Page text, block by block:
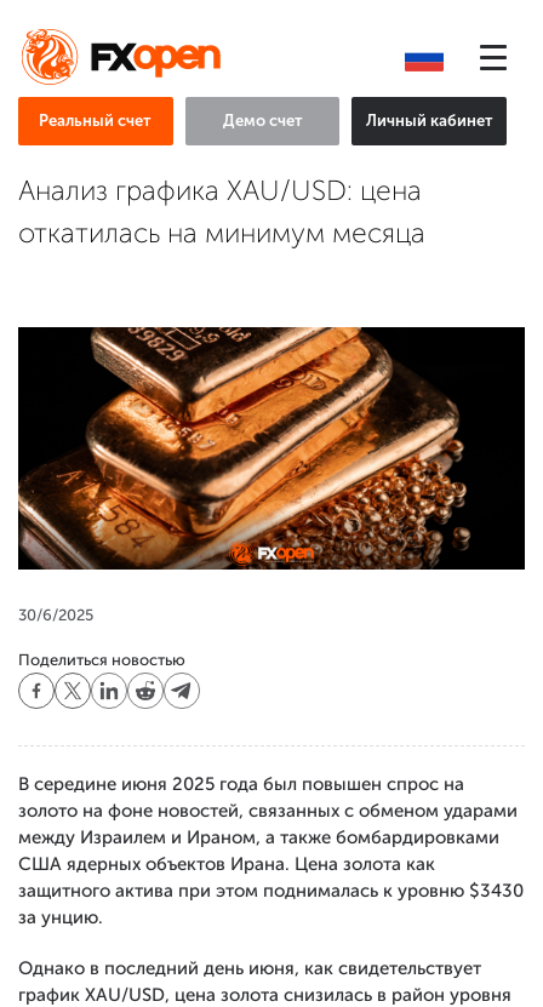
Реальный счет Демо счет Личный кабинет
Анализ графика XAU/USD: цена
откатилась на минимум месяца
30/6/2025
Поделиться новостью
В середине июня 2025 года был повышен спрос на
золото на фоне новостей, связанных с обменом ударами
между Израилем и Ираном, а также бомбардировками
США ядерных объектов Ирана. Цена золота как
защитного актива при этом поднималась к уровню $3430
за унцию.
Однако в последний день июня, как свидетельствует
график XAU/USD, цена золота снизилась в район уровня